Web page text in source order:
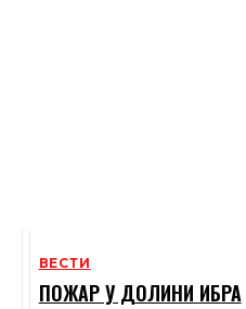
ВЕСТИ
ПОЖАР У ДОЛИНИ ИБРА